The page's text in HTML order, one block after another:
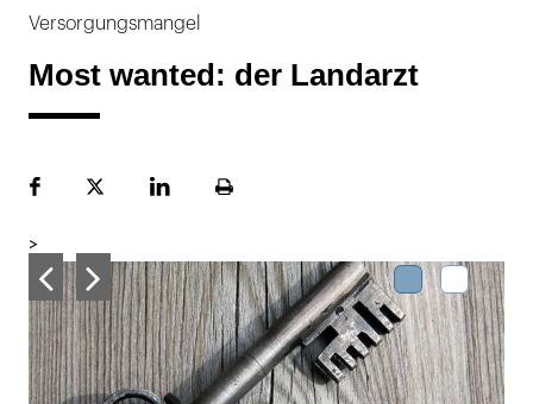
Versorgungsmangel
Most wanted: der Landarzt
FacebookPlattformLinekdInSeite
>